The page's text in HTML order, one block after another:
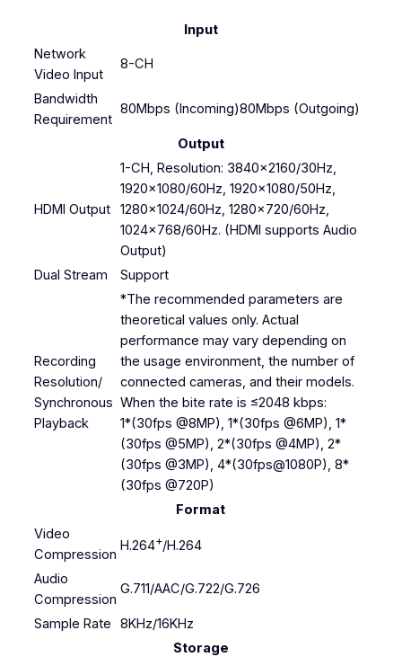
Input
Network
Video Input
8-CH
Bandwidth
Requirement
80Mbps (Incoming)80Mbps (Outgoing)
Output
HDMI Output
1-CH, Resolution: 3840×2160/30Hz,
1920×1080/60Hz, 1920×1080/50Hz,
1280×1024/60Hz, 1280×720/60Hz,
1024×768/60Hz. (HDMI supports Audio
Output)
Dual Stream
Support
Recording
Resolution/
Synchronous
Playback
*The recommended parameters are
theoretical values only. Actual
performance may vary depending on
the usage environment, the number of
connected cameras, and their models.
When the bite rate is ≤2048 kbps:
1*(30fps @8MP), 1*(30fps @6MP), 1*
(30fps @5MP), 2*(30fps @4MP), 2*
(30fps @3MP), 4*(30fps@1080P), 8*
(30fps @720P)
Format
Video
Compression
H.264+/H.264
Audio
Compression
G.711/AAC/G.722/G.726
Sample Rate
8KHz/16KHz
Storage